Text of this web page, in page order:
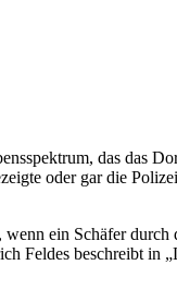
das das
oder gar die
ein Schäfer
Feldes beschreibt in